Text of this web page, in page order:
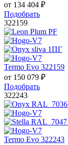
от 134 404 ₽
Подобрать
322159
Termo Evo 322159
от 150 079 ₽
Подобрать
322243
Termo Evo 322243